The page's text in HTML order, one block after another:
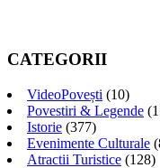
CATEGORII
VideoPovești (10)
Povestiri & Legende
Istorie (377)
Evenimente Culturale
Atractii Turistice (128)